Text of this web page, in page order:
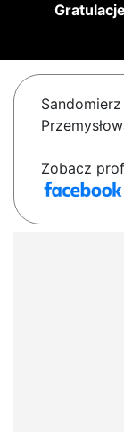
Sandomierz
Zobacz